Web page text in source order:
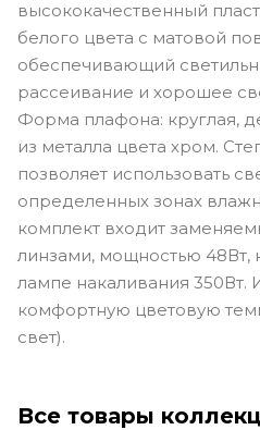
высококачественный
белого цвета с матовой
обеспечивающий
рассеивание и хорошее
Форма плафона: круглая,
из металла цвета хром.
позволяет использовать
определенных зонах
комплект входит
линзами, мощностью 48Вт,
лампе накаливания 350Вт.
комфортную цветовую
свет).
Все товары